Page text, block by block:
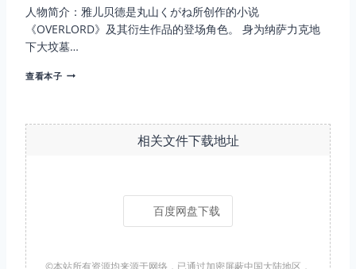
人物简介：雅儿贝德是丸山くがね所创作的小说
《OVERLORD》及其衍生作品的登场角色。 身为纳萨力克地
下大坟墓…
查看本子 雅
相关文件下载地址
百度网盘下载
©本站所有资源均来源于网络，已通过加密屏蔽中国大陆地区，